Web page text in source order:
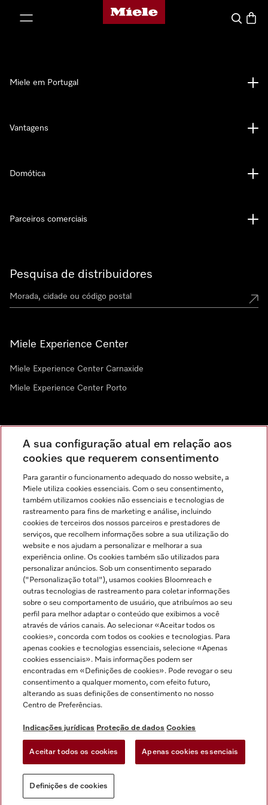
Página principal da Miele
Pesquisa
Pesquisa de distribuidores
Miele Experience Center
Miele Experience Center Carnaxide
Miele Experience Center Porto
Miele em Portugal
Vantagens
Domótica
Parceiros comerciais
Indicações jurídicas
Condições gerais
Proteção de dados
Condições de utilização
Canal de Ética
Formulário de livre resolução
Miele no Instagram
Miele no Facebook
Miele no Youtube
A sua configuração atual em relação aos
cookies que requerem consentimento
Para garantir o funcionamento adequado do nosso website, a
Miele utiliza cookies essenciais. Com o seu consentimento,
também utilizamos cookies não essenciais e tecnologias de
rastreamento para fins de marketing e análise, incluindo
cookies de terceiros dos nossos parceiros e prestadores de
serviços, que recolhem informações sobre a sua utilização do
website e nos ajudam a personalizar e melhorar a sua
experiência online. Os cookies também são utilizados para
personalizar anúncios. Sob um consentimento separado
("Personalização total"), usamos cookies Bloomreach e
outras tecnologias de rastreamento para coletar informações
sobre o seu comportamento de usuário, que atribuímos ao seu
perfil para melhor adaptar o conteúdo que exibimos a você
através de vários canais. Ao selecionar «Aceitar todos os
cookies», concorda com todos os cookies e tecnologias. Para
apenas cookies e tecnologias essenciais, selecione «Apenas
cookies essenciais». Mais informações podem ser
encontradas em «Definições de cookies». Pode revogar o seu
consentimento a qualquer momento, com efeito futuro,
alterando as suas definições de consentimento no nosso
Centro de Preferências.
Indicações jurídicas Proteção de dados Cookies
Aceitar todos os cookies Apenas cookies essenciais
Definições de cookies